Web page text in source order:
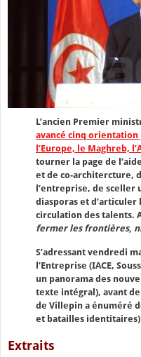
L’ancien Premier
avancé cinq
l’Europe, le Maghreb,
tourner la page de
et de co-architercture,
l’entreprise, de sceller
diasporas et
circulation des talents.
fermer les frontières,
S’adressant vendredi
l’Entreprise (IACE,
un panorama des
texte intégral), avant
de Villepin a énuméré
et batailles
Extraits